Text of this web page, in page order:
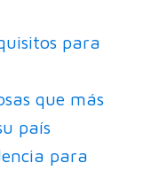
para
que más
país
para